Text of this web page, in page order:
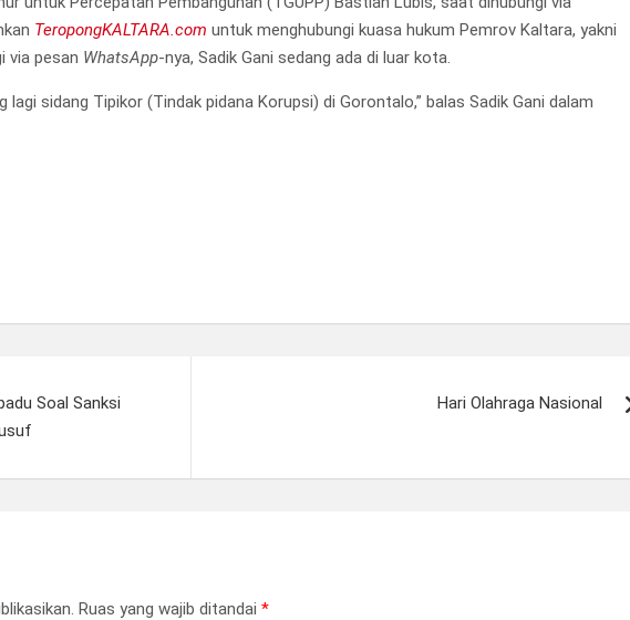
TeropongKALTARA.com untuk menghubungi kuasa hukum Pemrov Kaltara, yakni
via pesan WhatsApp-nya, Sadik Gani sedang ada di luar kota.
lagi sidang Tipikor (Tindak pidana Korupsi) di Gorontalo,” balas Sadik Gani dalam
Soal Sanksi
Hari Olahraga Nasional
Ruas yang wajib ditandai *